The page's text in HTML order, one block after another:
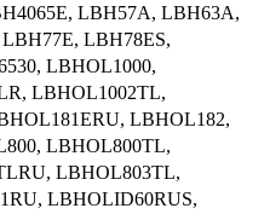
LBH57A, LBH63A,
LBH78ES,
LBHOL1000,
LBHOL1002TL,
LBHOL182,
LBHOL800TL,
LBHOL803TL,
LBHOLID60RUS,